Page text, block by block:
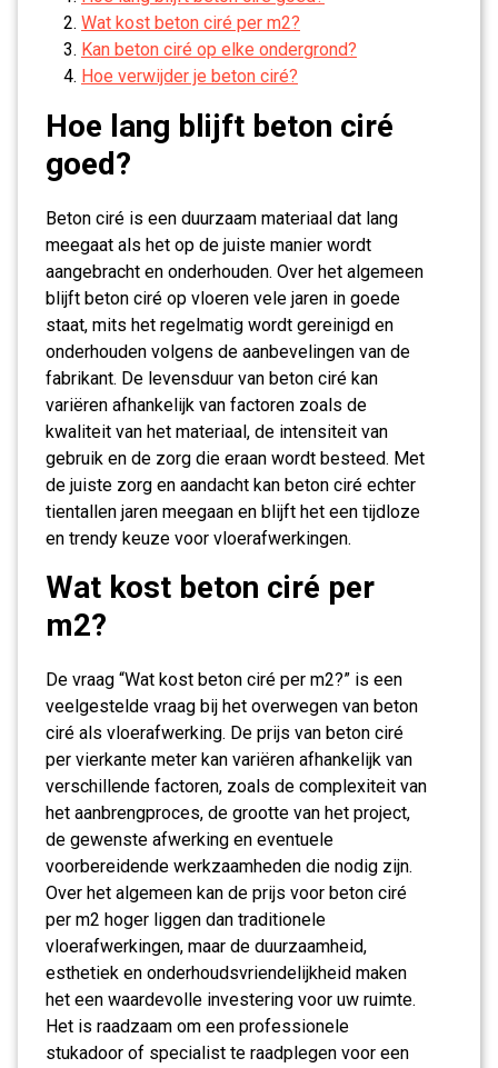
Wat kost beton ciré per m2?
Kan beton ciré op elke ondergrond?
Hoe verwijder je beton ciré?
Hoe lang blijft beton ciré
goed?
Beton ciré is een duurzaam materiaal dat lang
meegaat als het op de juiste manier wordt
aangebracht en onderhouden. Over het algemeen
blijft beton ciré op vloeren vele jaren in goede
staat, mits het regelmatig wordt gereinigd en
onderhouden volgens de aanbevelingen van de
fabrikant. De levensduur van beton ciré kan
variëren afhankelijk van factoren zoals de
kwaliteit van het materiaal, de intensiteit van
gebruik en de zorg die eraan wordt besteed. Met
de juiste zorg en aandacht kan beton ciré echter
tientallen jaren meegaan en blijft het een tijdloze
en trendy keuze voor vloerafwerkingen.
Wat kost beton ciré per
m2?
De vraag “Wat kost beton ciré per m2?” is een
veelgestelde vraag bij het overwegen van beton
ciré als vloerafwerking. De prijs van beton ciré
per vierkante meter kan variëren afhankelijk van
verschillende factoren, zoals de complexiteit van
het aanbrengproces, de grootte van het project,
de gewenste afwerking en eventuele
voorbereidende werkzaamheden die nodig zijn.
Over het algemeen kan de prijs voor beton ciré
per m2 hoger liggen dan traditionele
vloerafwerkingen, maar de duurzaamheid,
esthetiek en onderhoudsvriendelijkheid maken
het een waardevolle investering voor uw ruimte.
Het is raadzaam om een professionele
stukadoor of specialist te raadplegen voor een